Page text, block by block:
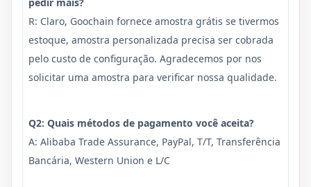
R: Claro, Goochain fornece amostra grátis se tivermos
estoque, amostra personalizada precisa ser cobrada
pelo custo de configuração. Agradecemos por nos
solicitar uma amostra para verificar nossa qualidade.
Q2: Quais métodos de pagamento você aceita?
A: Alibaba Trade Assurance, PayPal, T/T, Transferência
Bancária, Western Union e L/C